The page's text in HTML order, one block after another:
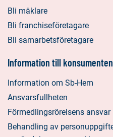
Bli mäklare
Bli franchiseföretagare
Bli samarbetsföretagare
Information till konsumenten
Information om Sb-Hem
Ansvarsfullheten
Förmedlingsrörelsens ansvar
Behandling av